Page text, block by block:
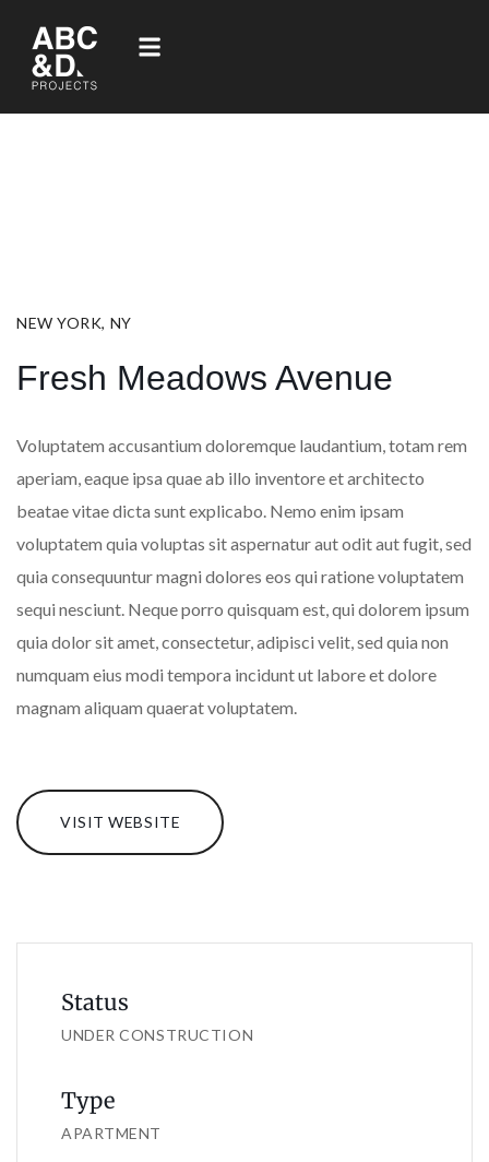
NEW YORK, NY
Fresh Meadows Avenue
Voluptatem accusantium doloremque laudantium, totam rem
aperiam, eaque ipsa quae ab illo inventore et architecto
beatae vitae dicta sunt explicabo. Nemo enim ipsam
voluptatem quia voluptas sit aspernatur aut odit aut fugit, sed
quia consequuntur magni dolores eos qui ratione voluptatem
sequi nesciunt. Neque porro quisquam est, qui dolorem ipsum
quia dolor sit amet, consectetur, adipisci velit, sed quia non
numquam eius modi tempora incidunt ut labore et dolore
magnam aliquam quaerat voluptatem.
VISIT WEBSITE
Status
UNDER CONSTRUCTION
Type
APARTMENT